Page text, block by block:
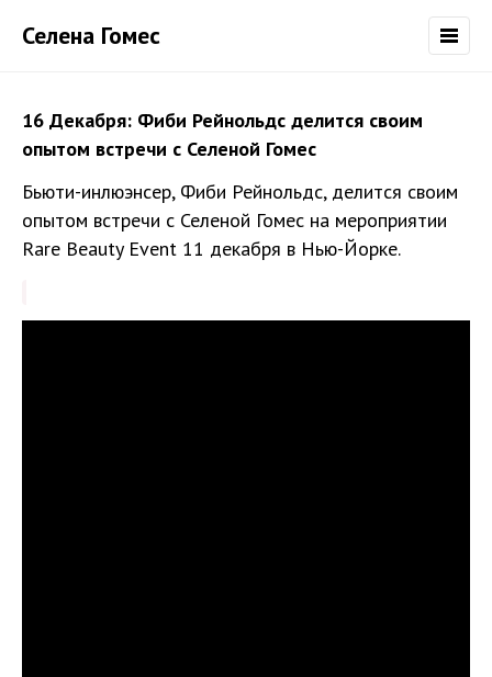
Селена Гомес
16 Декабря: Фиби Рейнольдс делится своим
опытом встречи с Селеной Гомес
Бьюти-инлюэнсер, Фиби Рейнольдс, делится своим
опытом встречи с Селеной Гомес на мероприятии
Rare Beauty Event 11 декабря в Нью-Йорке.